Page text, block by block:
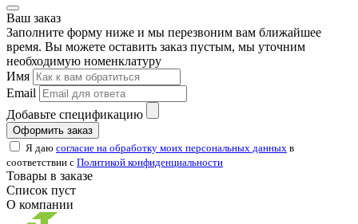
Ваш заказ
Заполните форму ниже и мы перезвоним вам ближайшее
время. Вы можете оставить заказ пустым, мы уточним
необходимую номенклатуру
Имя
Email
Добавьте спецификацию
Оформить заказ
Я даю согласие на обработку моих персональных данных в
соответствии с Политикой конфиденциальности
Товары в заказе
Список пуст
О компании